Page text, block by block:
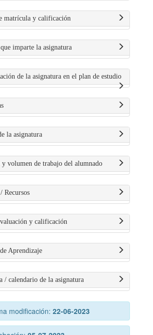
matrícula y calificación
imparte la asignatura
de la asignatura en el plan de estudio
la asignatura
volumen de trabajo del alumnado
Recursos
y calificación
Aprendizaje
/ calendario de la asignatura
modificación: 22-06-2023